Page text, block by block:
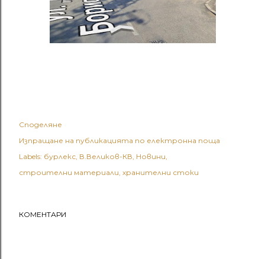
Споделяне
Изпращане на публикацията по електронна поща
Labels: бурлекс В.Великов-КВ Новини
строителни материали хранителни стоки
КОМЕНТАРИ